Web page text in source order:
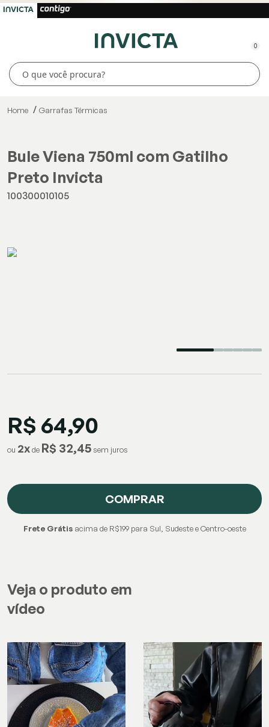
0
Home Garrafas Térmicas
Bule Viena 750ml com Gatilho
Preto Invicta
100300010105
R$ 64,90
ou 2xde R$ 32,45
COMPRAR
Frete Grátisacima de R$199 para Sul, Sudeste e Centro-oeste
Veja o produto em
vídeo